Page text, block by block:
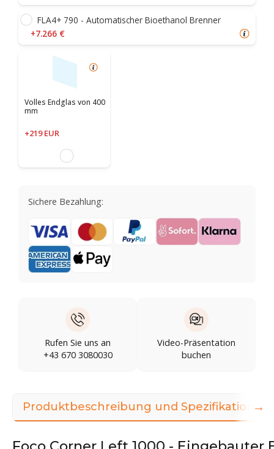
FLA4+ 790 - Automatischer Bioethanol Brenner
+7.266 €
Volles Endglas von 400
mm
+219 EUR
Sichere Bezahlung:
Rufen Sie uns an
+43 670 3080030
Video-Präsentation
buchen
Produktbeschreibung und Spezifikationen
→